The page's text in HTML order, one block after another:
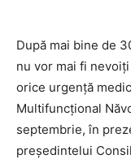
După mai bine de
nu vor mai fi
orice urgență
Multifuncțional
septembrie, în
președintelui